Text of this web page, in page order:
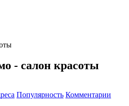
- салон красоты
Популярность Комментарии